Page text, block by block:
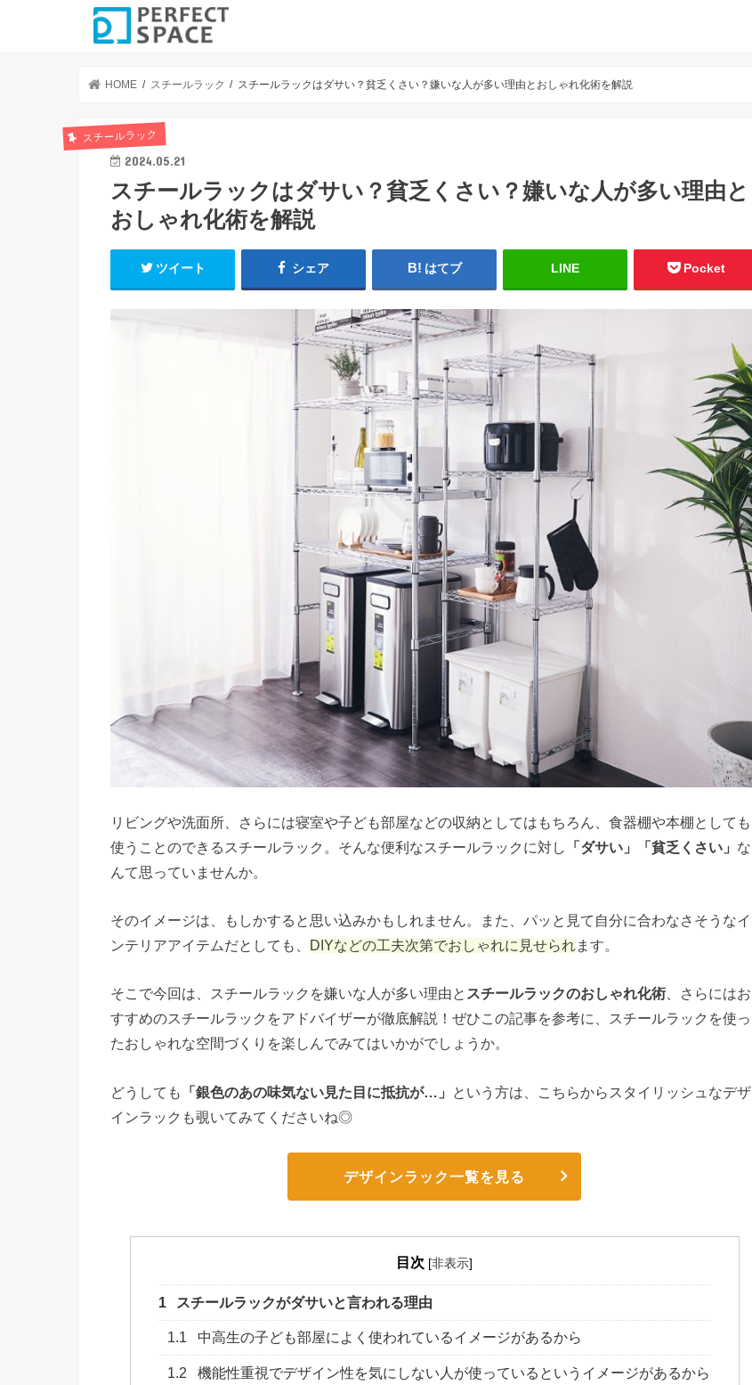
HOME スチールラック スチールラックはダサい？貧乏くさい？嫌いな人が多い理由とおしゃれ化術を解説
スチールラック
2024.05.21
スチールラックはダサい？貧乏くさい？嫌いな人が多い理由と
おしゃれ化術を解説
ツイート シェア はてブ LINE Pocket
リビングや洗面所、さらには寝室や子ども部屋などの収納としてはもちろん、食器棚や本棚としても
使うことのできるスチールラック。そんな便利なスチールラックに対し
「ダサい」「貧乏くさい」 な
んて思っていませんか。
そのイメージは、もしかすると思い込みかもしれません。また、パッと見て自分に合わなさそうなイ
ンテリアアイテムだとしても、 DIYなどの工夫次第でおしゃれに見せられます。
そこで今回は、スチールラックを嫌いな人が多い理由と スチールラックのおしゃれ化術 、さらにはお
すすめのスチールラックをアドバイザーが徹底解説！ぜひこの記事を参考に、スチールラックを使っ
たおしゃれな空間づくりを楽しんでみてはいかがでしょうか。
どうしても 「銀色のあの味気ない見た目に抵抗が…」
という方は、こちらからスタイリッシュなデザ
インラックも覗いてみてくださいね◎
デザインラック一覧を見る
目次 [非表示]
1 スチールラックがダサいと言われる理由
1.1 中高生の子ども部屋によく使われているイメージがあるから
1.2 機能性重視でデザイン性を気にしない人が使っているというイメージがあるから